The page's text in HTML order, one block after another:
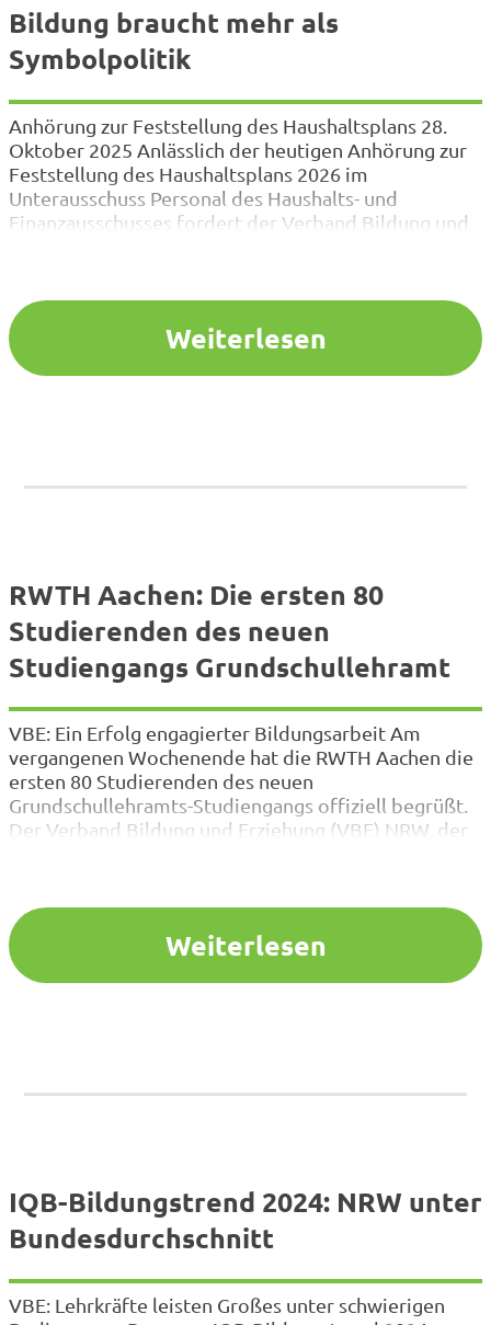
Bildung braucht mehr als
Symbolpolitik
Anhörung zur Feststellung des Haushaltsplans 28.
Oktober 2025 Anlässlich der heutigen Anhörung zur
Feststellung des Haushaltsplans 2026 im
Unterausschuss Personal des Haushalts- und
Finanzausschusses fordert der Verband Bildung und
habe höchste Priorität, dann muss sich…
Weiterlesen
RWTH Aachen: Die ersten 80
Studierenden des neuen
Studiengangs Grundschullehramt
VBE: Ein Erfolg engagierter Bildungsarbeit Am
vergangenen Wochenende hat die RWTH Aachen die
ersten 80 Studierenden des neuen
Grundschullehramts-Studiengangs offiziell begrüßt.
Der Verband Bildung und Erziehung (VBE) NRW, der
eingesetzt hat, würdigt diesen Schritt als großen
Erfolg für die Bildungsregion Aachen und…
Weiterlesen
IQB-Bildungstrend 2024: NRW unter
Bundesdurchschnitt
VBE: Lehrkräfte leisten Großes unter schwierigen